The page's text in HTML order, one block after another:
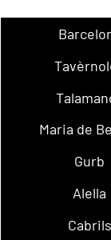
Maria de
Gurb
Alella
Cabrils